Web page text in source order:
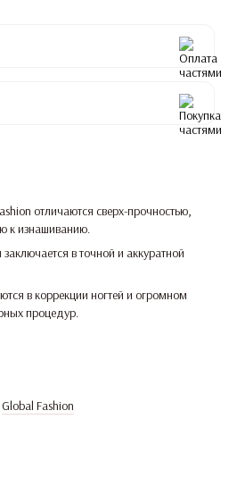
отличаются сверх-прочностью,
к изнашиванию.
в точной и аккуратной
в коррекции ногтей и огромном
процедур.
Global Fashion